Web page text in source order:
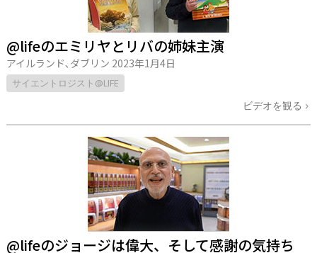
@lifeのエミリヤとリバの姉妹主演
アイルランド､ダブリン 2023年1月4日
サイエントロジスト@LIFE
ビデオを観る
@lifeのジョージは偉大、そして感謝の気持ち